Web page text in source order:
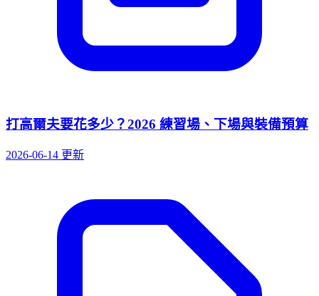
打高爾夫要花多少？2026 練習場、下場與裝備預算
2026-06-14 更新